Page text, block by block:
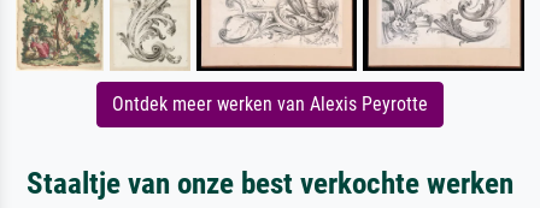
Ontdek meer werken van Alexis Peyrotte
Staaltje van onze best verkochte werken